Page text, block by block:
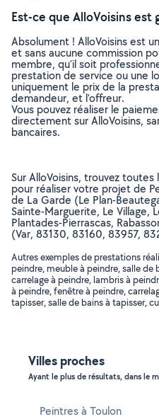
Est-ce que AlloVoisins est
Absolument ! AlloVoisins est
et sans aucune commission
membre, qu’il soit
prestation de service ou une
uniquement le prix de la
demandeur, et l’offreur.
Vous pouvez réaliser le
directement sur AlloVoisins,
bancaires.
Sur AlloVoisins, trouvez
pour réaliser votre projet de
de La Garde (Le Plan-
Sainte-Marguerite, Le Village,
Plantades-Pierrascas,
(Var, 83130, 83160, 83957,
Autres exemples de prestations
peindre, meuble à peindre, salle de
carrelage à peindre, lambris à
à peindre, fenêtre à peindre,
tapisser, salle de bains à tapisser,
Villes proches
Ayant le plus de résultats, dans le
Peintres à Toulon